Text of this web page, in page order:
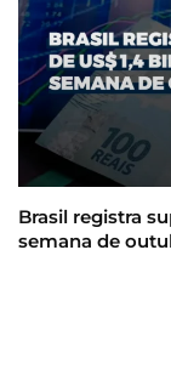
Brasil registra
semana de